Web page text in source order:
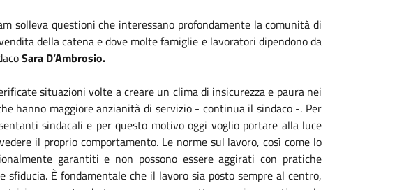
solleva questioni che interessano profondamente la comunità di
della catena e dove molte famiglie e lavoratori dipendono da
Sara D’Ambrosio.
situazioni volte a creare un clima di insicurezza e paura nei
hanno maggiore anzianità di servizio - continua il sindaco -. Per
sindacali e per questo motivo oggi voglio portare alla luce
il proprio comportamento. Le norme sul lavoro, così come lo
garantiti e non possono essere aggirati con pratiche
sfiducia. È fondamentale che il lavoro sia posto sempre al centro,